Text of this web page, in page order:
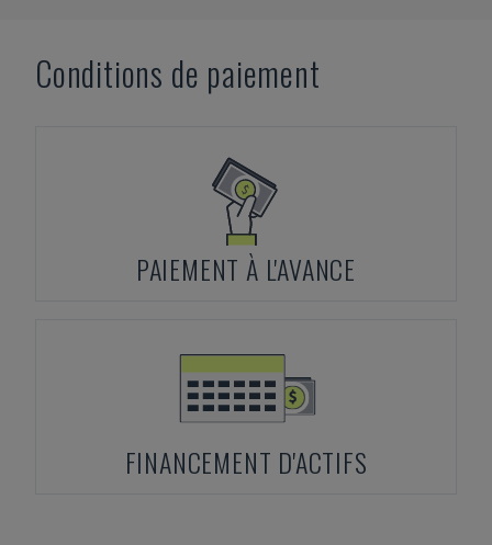
Conditions de paiement
PAIEMENT À L'AVANCE
FINANCEMENT D'ACTIFS